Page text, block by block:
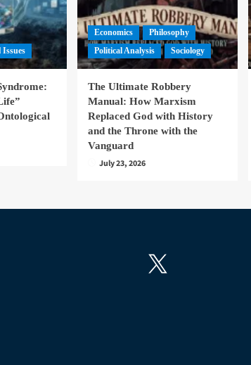
Issues
Economics
Philosophy
Political Analysis
Sociology
The Ultimate Robbery
Manual: How Marxism
Replaced God with History
and the Throne with the
Vanguard
July 23, 2026
X